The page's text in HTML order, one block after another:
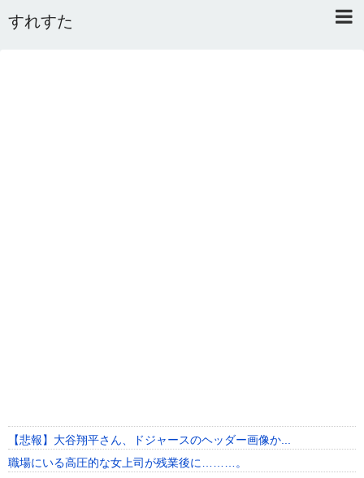
すれすた
【悲報】大谷翔平さん、ドジャースのヘッダー画像か...
職場にいる高圧的な女上司が残業後に………。